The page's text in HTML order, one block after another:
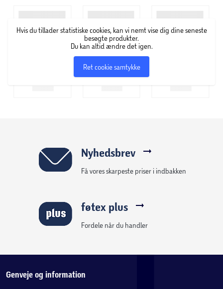
Hvis du tillader statistiske cookies, kan vi nemt vise dig dine seneste
besøgte produkter.
Du kan altid ændre det igen.
Ret cookie samtykke
Nyhedsbrev
Få vores skarpeste priser i indbakken
føtex plus
Fordele når du handler
Genveje og information